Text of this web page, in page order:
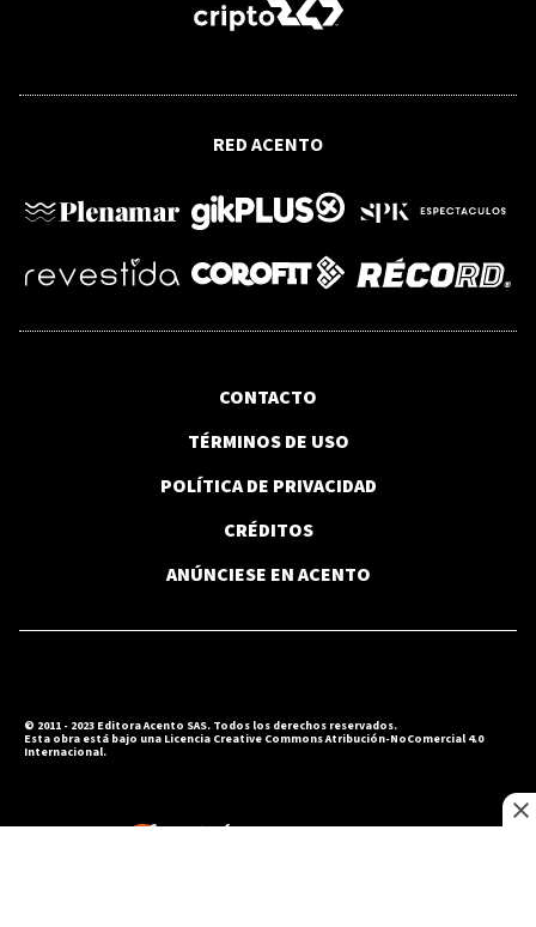
Espriella en el día de su posesión como
presidente de Colombia
con honores militares: "El mandato
popular se respeta"
RED ACENTO
CONTACTO
TÉRMINOS DE USO
POLÍTICA DE PRIVACIDAD
CRÉDITOS
ANÚNCIESE EN ACENTO
© 2011 - 2023 Editora Acento SAS. Todos los derechos reservados.
Esta obra está bajo una Licencia Creative Commons Atribución-NoComercial 4.0
Internacional.